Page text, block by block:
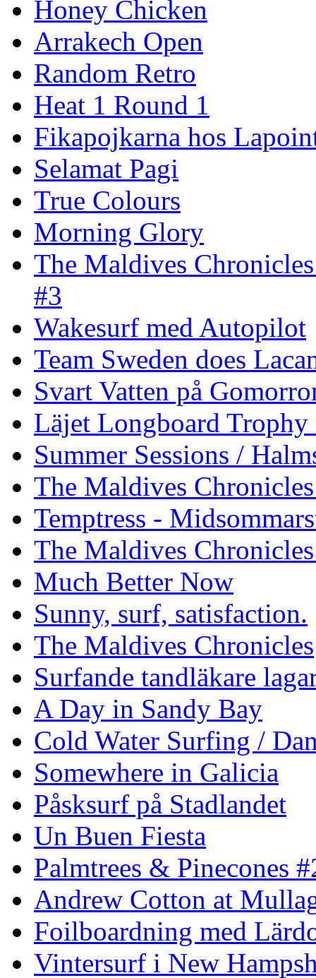
Honey Chicken
Arrakech Open
Random Retro
Heat 1 Round 1
Fikapojkarna hos
Selamat Pagi
True Colours
Morning Glory
The Maldives
#3
Wakesurf med Autopilot
Team Sweden does
Svart Vatten på
Läjet Longboard
Summer Sessions /
The Maldives
Temptress -
The Maldives
Much Better Now
Sunny, surf, satisfaction.
The Maldives Chronicles
Surfande tandläkare
A Day in Sandy Bay
Cold Water Surfing /
Somewhere in Galicia
Påsksurf på Stadlandet
Un Buen Fiesta
Palmtrees & Pinecones
Andrew Cotton at
Foilboardning med
Vintersurf i New